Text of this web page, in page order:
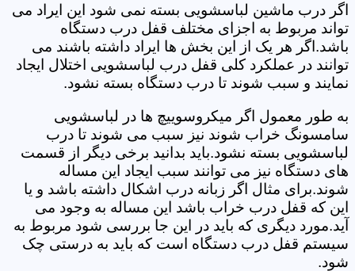
اگر درب ماشین لباسشویی بسته نمی شود این ایراد می
تواند مربوط به اجزای مختلف قفل درب دستگاه
باشد.اگر هر یک از این بخش ها ایراد داشته باشند می
توانند در عملکرد کلی قفل درب لباسشویی اختلال ایجاد
نمایند و سبب شوند تا درب دستگاه بسته نشود.
به طور معمول اگر میکروسوییچ ها در لباسشویی
سامسونگ خراب شوند نیز سبب می شوند تا درب
لباسشویی بسته نشود.باید بدانید برخی دیگر از قسمت
های دستگاه نیز می توانند سبب ایجاد این مساله
شوند.برای مثال اگر زبانه درب اشکال داشته باشد و یا
این که قفل درب خراب باشد این مساله به وجود می
آید.مورد دیگری که باید در این جا بررسی شود مربوط به
سیستم قفل درب دستگاه است که باید به درستی چک
شود.